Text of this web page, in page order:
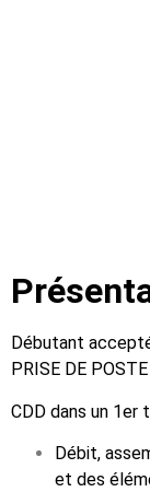
Débutant
PRISE DE POSTE
CDD dans un 1er
Débit,
et des